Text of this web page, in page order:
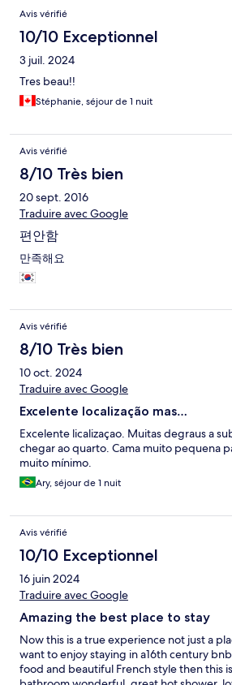
Avis vérifié
10/10 Exceptionnel
3 juil. 2024
Tres beau!!
Stéphanie, séjour de 1 nuit
Avis vérifié
8/10 Très bien
20 sept. 2016
Traduire avec Google
편안함
만족해요
Avis vérifié
8/10 Très bien
10 oct. 2024
Traduire avec Google
Excelente localização mas…
Excelente licalizaçao. Muitas degraus a
chegar ao quarto. Cama muito pequena
muito mínimo.
Ary, séjour de 1 nuit
Avis vérifié
10/10 Exceptionnel
16 juin 2024
Traduire avec Google
Amazing the best place to stay
Now this is a true experience not just a
want to enjoy staying in a16th century
food and beautiful French style then this